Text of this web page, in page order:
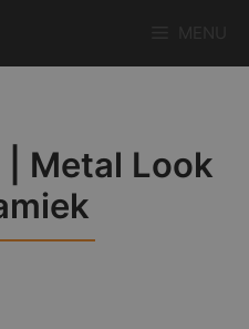
| Metal Look